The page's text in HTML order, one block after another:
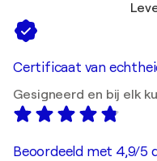
Certificaat van
Gesigneerd en bij elk
Beoordeeld met 4,9/5